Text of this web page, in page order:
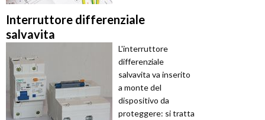
Interruttore differenziale
salvavita
L'interruttore
differenziale
salvavita va inserito
a monte del
dispositivo da
proteggere: si tratta